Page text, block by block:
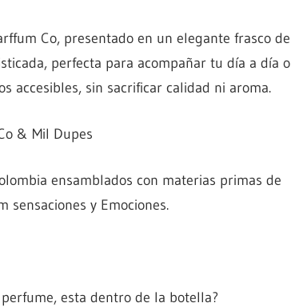
Co, presentado en un elegante frasco de
perfecta para acompañar tu día a día o
accesibles, sin sacrificar calidad ni aroma.
& Mil Dupes
ensamblados con materias primas de
y Emociones.
esta dentro de la botella?